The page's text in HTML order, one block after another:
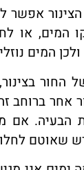
הצינור
המים, או
המים
החור
אחר ברוחב
הבעיה. אם
שאוטם